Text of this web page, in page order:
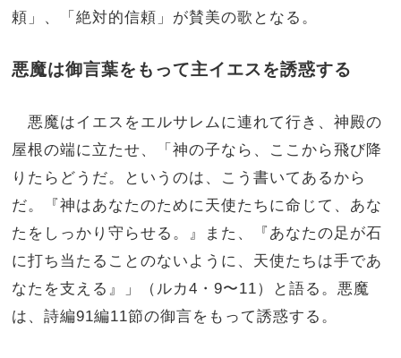
頼」、「絶対的信頼」が賛美の歌となる。
悪魔は御言葉をもって主イエスを誘惑する
悪魔はイエスをエルサレムに連れて行き、神殿の
屋根の端に立たせ、「神の子なら、ここから飛び降
りたらどうだ。というのは、こう書いてあるから
だ。『神はあなたのために天使たちに命じて、あな
たをしっかり守らせる。』また、『あなたの足が石
に打ち当たることのないように、天使たちは手であ
なたを支える』」（ルカ4・9〜11）と語る。悪魔
は、詩編91編11節の御言をもって誘惑する。